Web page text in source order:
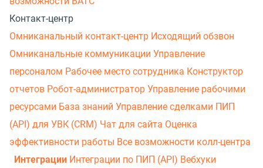
Контакт-центр
Омниканальный контакт-центр Исходящий обзвон
Омниканальные коммуникации Управление
персоналом Рабочее место сотрудника Конструктор
отчетов Робот-администратор Управление рабочими
ресурсами База знаний Управление сделками ПИП
(API) для УВК (CRM) Чат для сайта Оценка
эффективности работы Все возможности колл-центра
Интеграции Интеграции по ПИП (API) Вебхуки